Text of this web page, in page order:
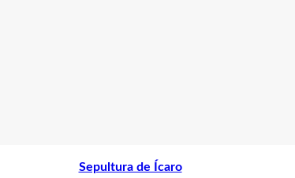
Sepultura de Ícaro